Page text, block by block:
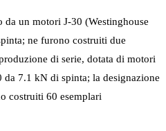
da un motori J-30 (Westinghouse
ne furono costruiti due
di serie, dotata di motori
da 7.1 kN di spinta; la designazione
costruiti 60 esemplari